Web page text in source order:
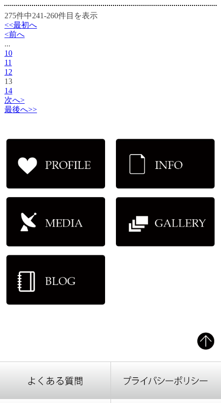
275件中241-260件目を表示
<<最初へ
<前へ
...
10
11
12
13
14
次へ>
最後へ>>